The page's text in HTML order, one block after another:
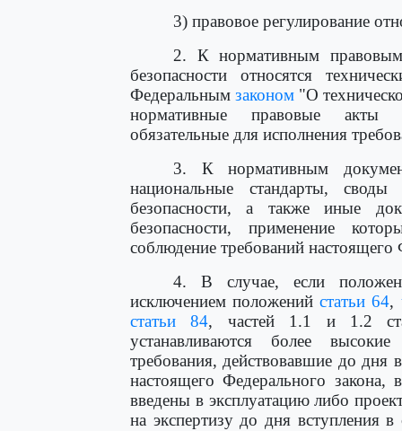
3) правовое регулирование
2. К нормативным
безопасности относятся
Федеральным законом "О
нормативные правовые акты
обязательные для исполнения
3. К нормативным
национальные стандарты,
безопасности, а также иные
безопасности, применение
соблюдение требований настоящего
4. В случае, если
исключением положенийстатьи 64,
статьи 84, частей 1.1 и 1.2
устанавливаются более
требования, действовавшие до дня
настоящего Федерального
введены в эксплуатацию либо
на экспертизу до дня вступления